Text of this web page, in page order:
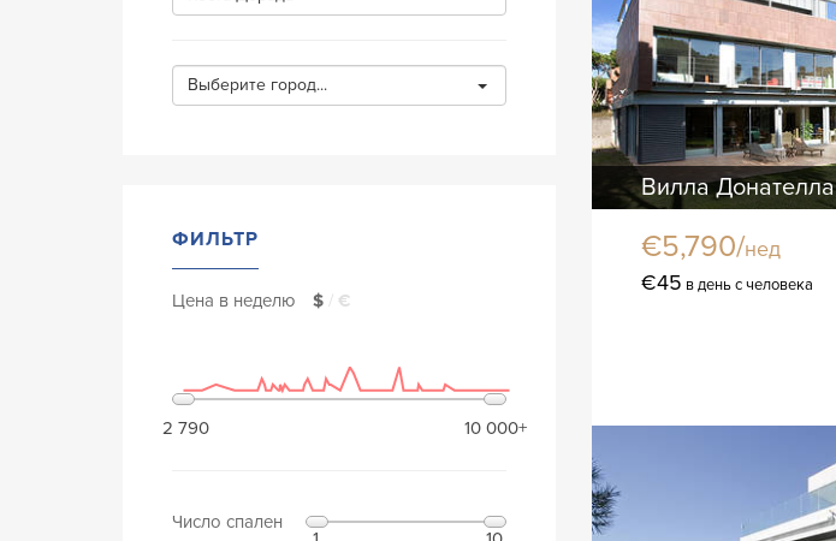
Выберите город...
ФИЛЬТР
Цена в неделю $ / €
2 790 10 000+
Число спален
Вилла Донателла
€5,790/нед
€45 в день с человека